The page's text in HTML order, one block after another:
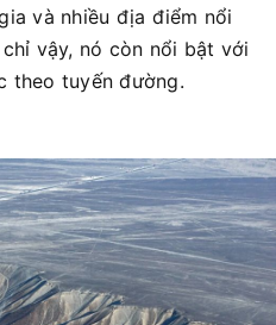
và nhiều địa điểm nổi
vậy, nó còn nổi bật với
theo tuyến đường.